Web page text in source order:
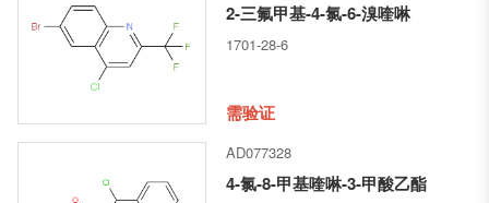
2-三氟甲基-4-氯-6-溴喹啉
1701-28-6
需验证
AD077328
4-氯-8-甲基喹啉-3-甲酸乙酯